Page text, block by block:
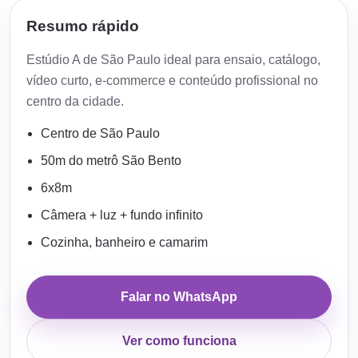
Resumo rápido
Estúdio A de São Paulo ideal para ensaio, catálogo,
vídeo curto, e-commerce e conteúdo profissional no
centro da cidade.
Centro de São Paulo
50m do metrô São Bento
6x8m
Câmera + luz + fundo infinito
Cozinha, banheiro e camarim
Falar no WhatsApp
Ver como funciona